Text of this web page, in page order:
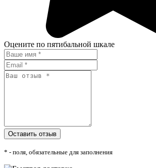
Оцените по пятибальной шкале
* - поля, обязательные для заполнения